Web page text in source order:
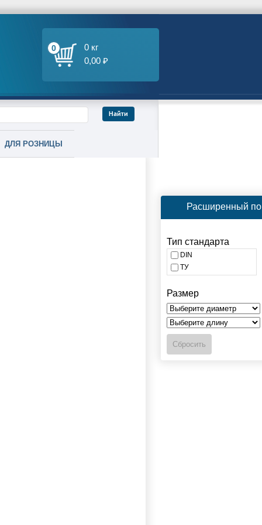
0
0 кг
0,00 ₽
ДЛЯ РОЗНИЦЫ
Расширенный
Тип стандарта
DIN
ТУ
Размер